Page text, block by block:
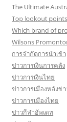
The Ultimate
Top lookout
Which brand of
Wilsons
การจำกัดการนำเข้า
ข่าวการเงินการคลัง
ข่าวการเงินไทย
ข่าวการเมืองหลังข่
ข่าวการเมืองไทย
ข่าวกีฬาอัพเดท